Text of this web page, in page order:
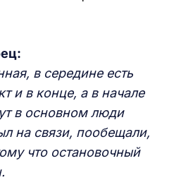
в середине есть
и в конце, а в начале
в основном люди
на связи, пообещали,
что остановочный